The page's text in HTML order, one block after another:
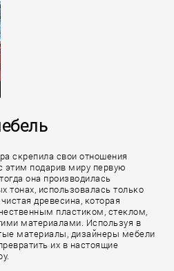
скрепила свои отношения
подарив миру первую
она производилась
тонах, использовалась только
древесина, которая
пластиком, стеклом,
материалами. Используя в
материалы, дизайнеры мебели
их в настоящие